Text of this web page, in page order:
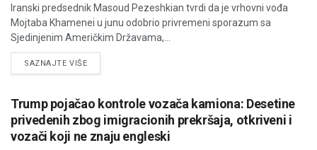
Iranski predsednik Masoud Pezeshkian tvrdi da je vrhovni vođa
Mojtaba Khamenei u junu odobrio privremeni sporazum sa
Sjedinjenim Američkim Državama,...
SAZNAJTE VIŠEDETAILS
Trump pojačao kontrole vozača kamiona: Desetine
privedenih zbog imigracionih prekršaja, otkriveni i
vozači koji ne znaju engleski